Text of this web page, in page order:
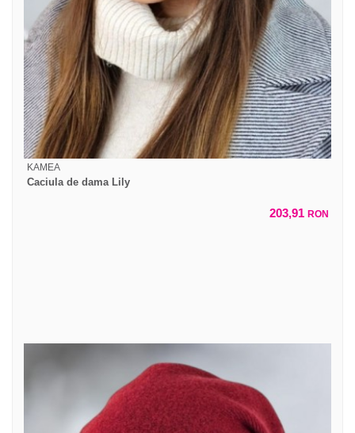
KAMEA
Caciula de dama Lily
203,91 RON